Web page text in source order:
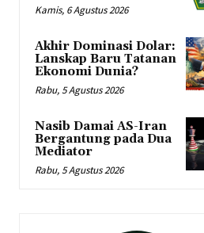
Kamis, 6 Agustus 2026
Akhir Dominasi Dolar:
Lanskap Baru Tatanan
Ekonomi Dunia?
Rabu, 5 Agustus 2026
Nasib Damai AS-Iran
Bergantung pada Dua
Mediator
Rabu, 5 Agustus 2026